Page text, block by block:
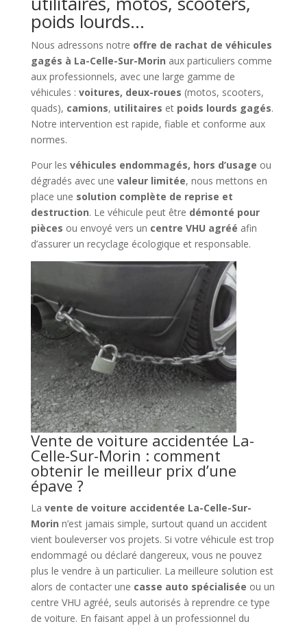
poids lourds…
Nous adressons notre offre de rachat de véhicules
gagés à La-Celle-Sur-Morin aux particuliers comme
aux professionnels, avec une large gamme de
véhicules : voitures, deux-roues (motos, scooters,
quads), camions, utilitaires et poids lourds gagés.
Notre intervention est rapide, fiable et conforme aux
normes.
Pour les véhicules endommagés, hors d’usage ou
dégradés avec une valeur limitée, nous mettons en
place une solution complète de reprise et
destruction. Le véhicule peut être démonté pour
pièces ou envoyé vers un centre VHU agréé afin
d’assurer un recyclage écologique et responsable.
Vente de voiture accidentée La-
Celle-Sur-Morin : comment
obtenir le meilleur prix d’une
épave ?
La vente de voiture accidentée La-Celle-Sur-
Morin n’est jamais simple, surtout quand un accident
vient bouleverser vos projets. Si votre véhicule est trop
endommagé ou déclaré dangereux, vous ne pouvez
plus le vendre à un particulier. La meilleure solution est
alors de contacter une casse auto spécialisée ou un
centre VHU agréé, seuls autorisés à reprendre ce type
de voiture. En faisant appel à un professionnel du